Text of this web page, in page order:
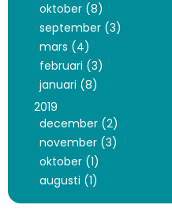
oktober (8)
september (3)
mars (4)
februari (3)
januari (8)
2019
december (2)
november (3)
oktober (1)
augusti (1)